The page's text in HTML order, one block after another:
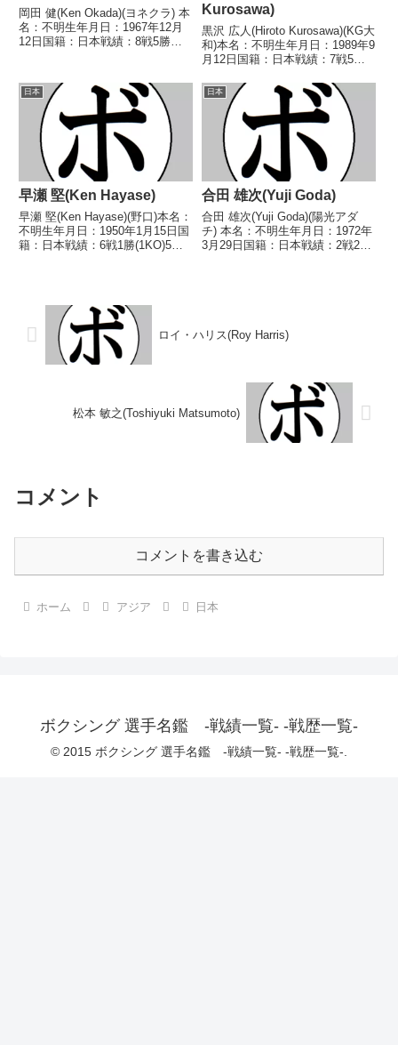
岡田 健(Ken Okada)(ヨネクラ) 本
名：不明生年月日：1967年12月
12日国籍：日本戦績：8戦5勝
定 (採点不明) 中村 昭和(ハッピ
ー)1990/06...
Kurosawa)
黒沢 広人(Hiroto Kurosawa)(KG大
和)本名：不明生年月日：1989年9
月12日国籍：日本戦績：7戦5勝
【戦歴】2010/05/23 ○1RTKO
高梨 直人(湘南RYUJU)2010/08...
日本
早瀬 堅(Ken Hayase)
早瀬 堅(Ken Hayase)(野口)本名：
不明生年月日：1950年1月15日国
籍：日本戦績：6戦1勝(1KO)5敗
日本
合田 雄次(Yuji Goda)
合田 雄次(Yuji Goda)(陽光アダ
チ) 本名：不明生年月日：1972年
3月29日国籍：日本戦績：2戦2
ロイ・ハリス(Roy Harris)
松本 敏之(Toshiyuki Matsumoto)
コメント
コメントを書き込む
ホーム アジア 日本
ボクシング 選手名鑑 -戦績一覧- -戦歴一覧-
© 2015 ボクシング 選手名鑑 -戦績一覧- -戦歴一覧-.